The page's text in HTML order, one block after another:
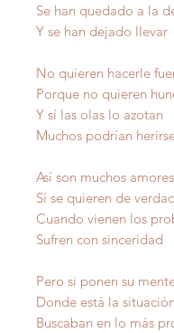
Se han quedado a la
Y se han dejado llevar
No quieren hacerle
Porque no quieren
Y sí las olas lo azotan
Muchos podrían
Así son muchos amores
Sí se quieren de verdad
Cuando vienen los
Sufren con sinceridad
Pero si ponen su
Donde está la situación
Buscaban en lo más